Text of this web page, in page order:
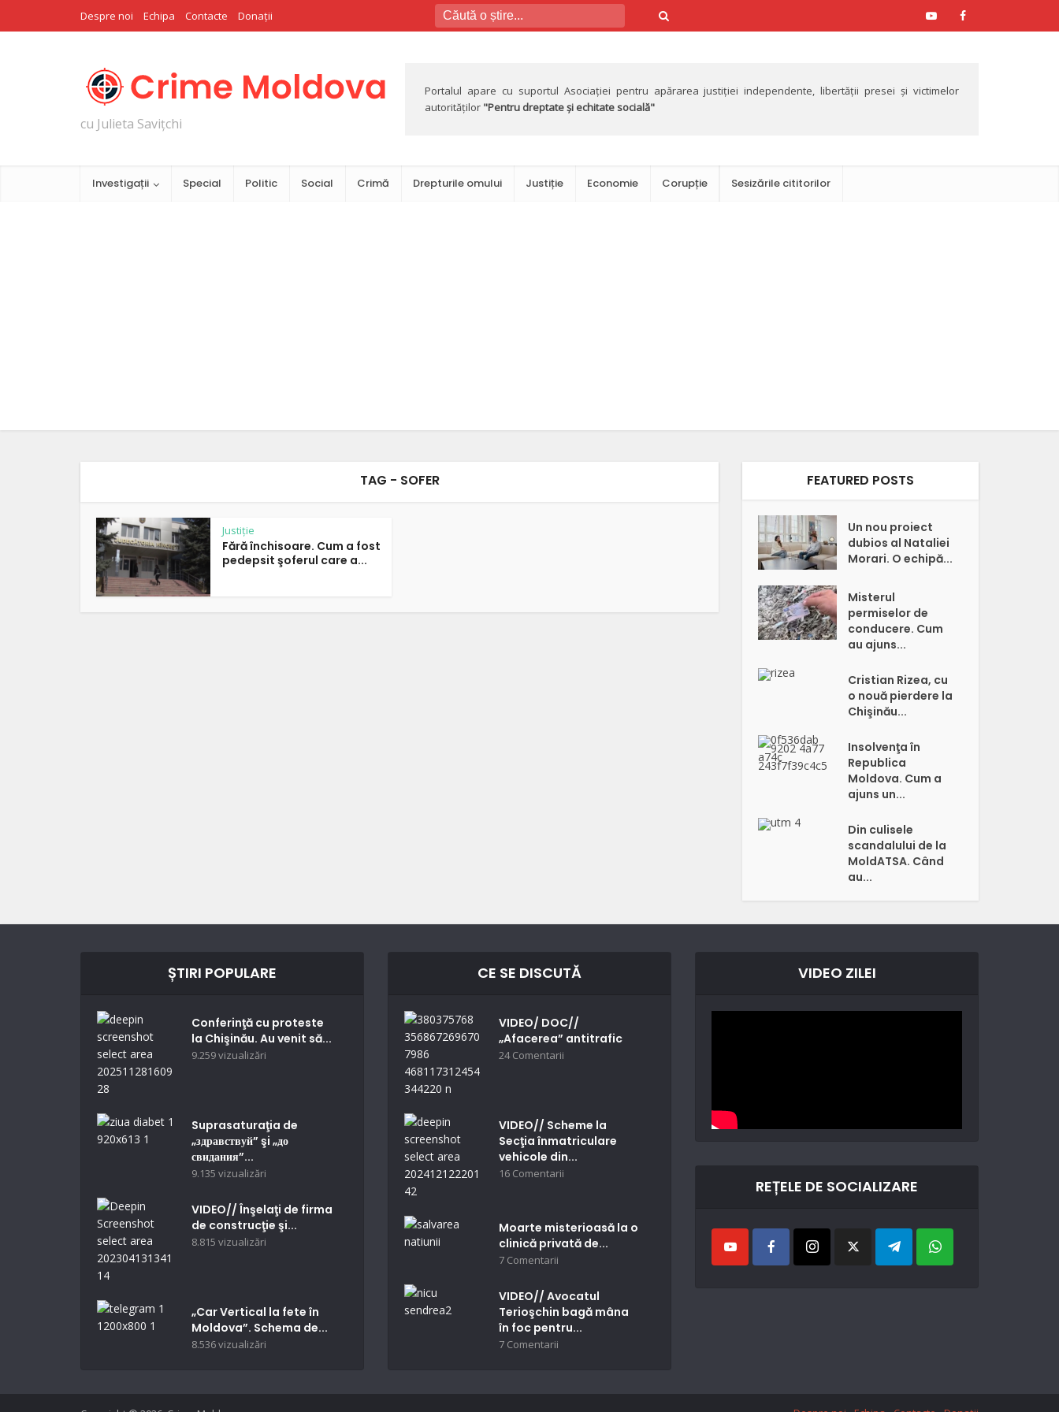
Despre noi Echipa Contacte Donații
cu Julieta Savițchi
Portalul apare cu suportul Asociației pentru apărarea justiției independente, libertății presei și victimelor
autorităților "Pentru dreptate și echitate socială"
Investigații Special Politic Social Crimă Drepturile omului Justiție Economie Corupție Sesizările cititorilor
TAG - SOFER
Justiție
Fără închisoare. Cum a fost
pedepsit şoferul care a...
FEATURED POSTS
Un nou proiect
dubios al Nataliei
Morari. O echipă...
Misterul
permiselor de
conducere. Cum
au ajuns...
Cristian Rizea, cu
o nouă pierdere la
Chişinău...
Insolvenţa în
Republica
Moldova. Cum a
ajuns un...
Din culisele
scandalului de la
MoldATSA. Când
au...
ȘTIRI POPULARE
Conferinţă cu proteste
la Chişinău. Au venit să...
9.259 vizualizări
Suprasaturaţia de
„здравствуй” şi „до
свидания”...
9.135 vizualizări
VIDEO// Înşelaţi de firma
de construcţie şi...
8.815 vizualizări
„Car Vertical la fete în
Moldova”. Schema de...
8.536 vizualizări
CE SE DISCUTĂ
VIDEO/ DOC//
„Afacerea” antitrafic
24 Comentarii
VIDEO// Scheme la
Secţia înmatriculare
vehicole din...
16 Comentarii
Moarte misterioasă la o
clinică privată de...
7 Comentarii
VIDEO// Avocatul
Terioşchin bagă mâna
în foc pentru...
7 Comentarii
VIDEO ZILEI
REȚELE DE SOCIALIZARE